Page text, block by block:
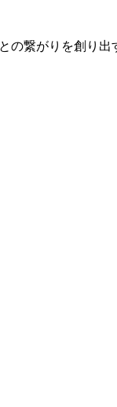
繋がりを創り